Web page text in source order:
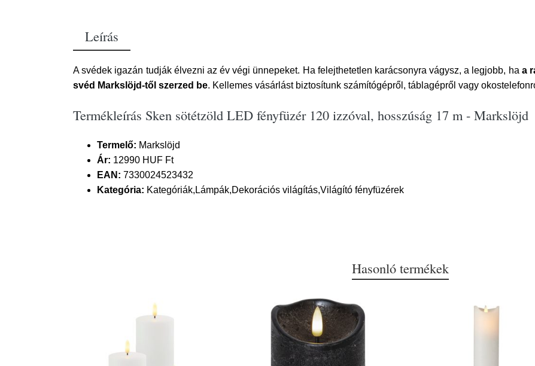
Leírás
A svédek igazán tudják élvezni az év végi ünnepeket. Ha felejthetetlen karácsonyra vágysz, a legjobb, ha a
svéd Markslöjd-től szerzed be. Kellemes vásárlást biztosítunk számítógépről, táblagépről vagy
Termékleírás Sken sötétzöld LED fényfüzér 120 izzóval, hosszúság 17 m - Markslöjd
Termelő: Markslöjd
Ár: 12990 HUF Ft
EAN: 7330024523432
Kategória: Kategóriák,Lámpák,Dekorációs világítás,Világító fényfüzérek
Hasonló termékek